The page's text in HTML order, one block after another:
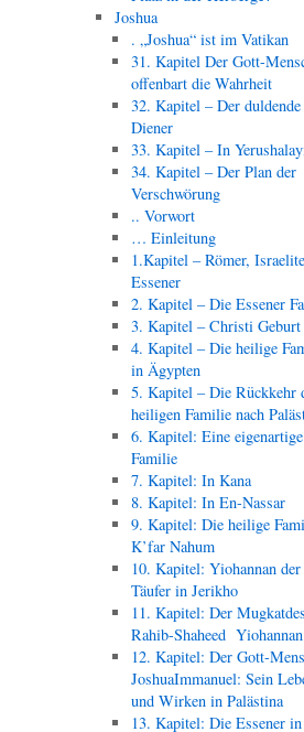
Joshua
. „Joshua“ ist im Vatikan
31. Kapitel Der Gott-
offenbart die Wahrheit
32. Kapitel – Der duldende
Diener
33. Kapitel – In
34. Kapitel – Der Plan der
Verschwörung
.. Vorwort
… Einleitung
1.Kapitel – Römer,
Essener
2. Kapitel – Die Essener
3. Kapitel – Christi Geburt
4. Kapitel – Die heilige
in Ägypten
5. Kapitel – Die Rückkehr
heiligen Familie nach
6. Kapitel: Eine eigenartige
Familie
7. Kapitel: In Kana
8. Kapitel: In En-Nassar
9. Kapitel: Die heilige
K’far Nahum
10. Kapitel: Yiohannan der
Täufer in Jerikho
11. Kapitel: Der
Rahib-Shaheed
12. Kapitel: Der Gott-
JoshuaImmanuel: Sein
und Wirken in Palästina
13. Kapitel: Die Essener in